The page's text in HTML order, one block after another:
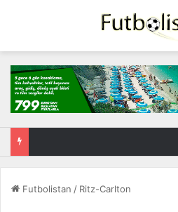
Futbolistan / Ritz-Carlton